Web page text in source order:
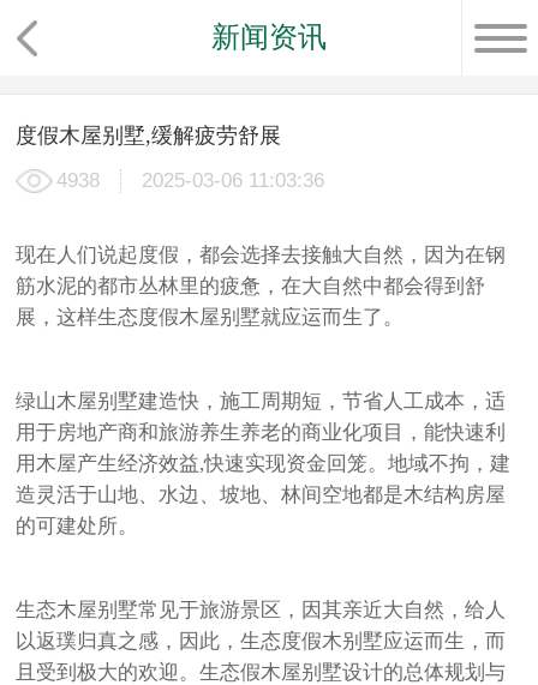
新闻资讯
度假木屋别墅,缓解疲劳舒展
4938 2025-03-06 11:03:36
现在人们说起度假，都会选择去接触大自然，因为在钢
筋水泥的都市丛林里的疲惫，在大自然中都会得到舒
展，这样生态度假木屋别墅就应运而生了。
绿山木屋别墅建造快，施工周期短，节省人工成本，适
用于房地产商和旅游养生养老的商业化项目，能快速利
用木屋产生经济效益,快速实现资金回笼。地域不拘，建
造灵活于山地、水边、坡地、林间空地都是木结构房屋
的可建处所。
生态木屋别墅常见于旅游景区，因其亲近大自然，给人
以返璞归真之感，因此，生态度假木别墅应运而生，而
且受到极大的欢迎。生态假木屋别墅设计的总体规划与